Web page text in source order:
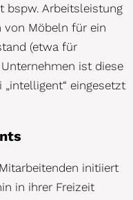
bspw. Arbeitsleistung
von Möbeln für ein
(etwa für
ist diese
eingesetzt
initiiert
in ihrer Freizeit